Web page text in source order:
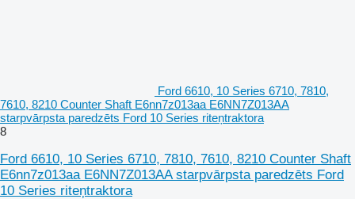
Ford 6610, 10 Series 6710, 7810,
7610, 8210 Counter Shaft E6nn7z013aa E6NN7Z013AA
starpvārpsta paredzēts Ford 10 Series riteņtraktora
8
Ford 6610, 10 Series 6710, 7810, 7610, 8210 Counter Shaft
E6nn7z013aa E6NN7Z013AA starpvārpsta paredzēts Ford
10 Series riteņtraktora